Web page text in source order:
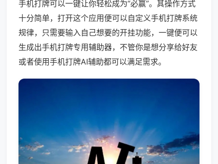
手机打牌可以一键让你轻松成为“必赢”。其操作方式
十分简单，打开这个应用便可以自定义手机打牌系统
规律，只需要输入自己想要的开挂功能，一键便可以
生成出手机打牌专用辅助器，不管你是想分享给好友
或者使用手机打牌AI辅助都可以满足需求。